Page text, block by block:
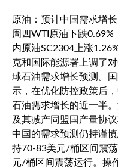
原油：预计中国需求增
周四WTI原油下跌
内原油SC2304上涨
克和国际能源署上调了
球石油需求增长预测。
示，在优化防控政策后
石油需求增长的近一半
及其减产同盟国产量协
中国的需求预测仍持谨
持70-83美元/桶区间震
元/桶区间震荡运行。操